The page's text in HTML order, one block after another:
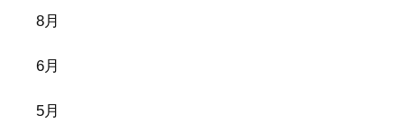
8月
6月
5月